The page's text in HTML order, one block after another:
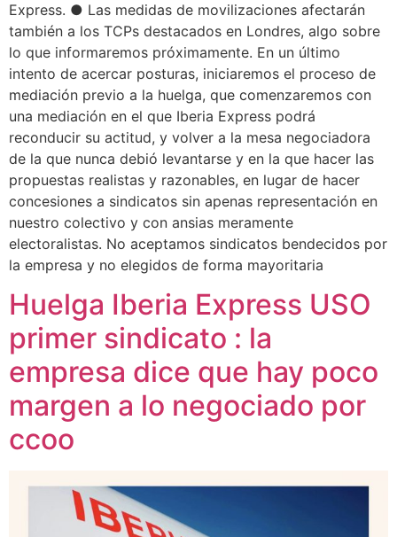
Express. ● Las medidas de movilizaciones afectarán
también a los TCPs destacados en Londres, algo sobre
lo que informaremos próximamente. En un último
intento de acercar posturas, iniciaremos el proceso de
mediación previo a la huelga, que comenzaremos con
una mediación en el que Iberia Express podrá
reconducir su actitud, y volver a la mesa negociadora
de la que nunca debió levantarse y en la que hacer las
propuestas realistas y razonables, en lugar de hacer
concesiones a sindicatos sin apenas representación en
nuestro colectivo y con ansias meramente
electoralistas. No aceptamos sindicatos bendecidos por
la empresa y no elegidos de forma mayoritaria
Huelga Iberia Express USO
primer sindicato : la
empresa dice que hay poco
margen a lo negociado por
ccoo